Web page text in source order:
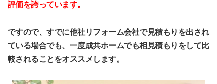
評価を誇っています。
ですので、すでに他社リフォーム会社で見積もりを出され
ている場合でも、一度成共ホームでも相見積もりをして比
較されることをオススメします。